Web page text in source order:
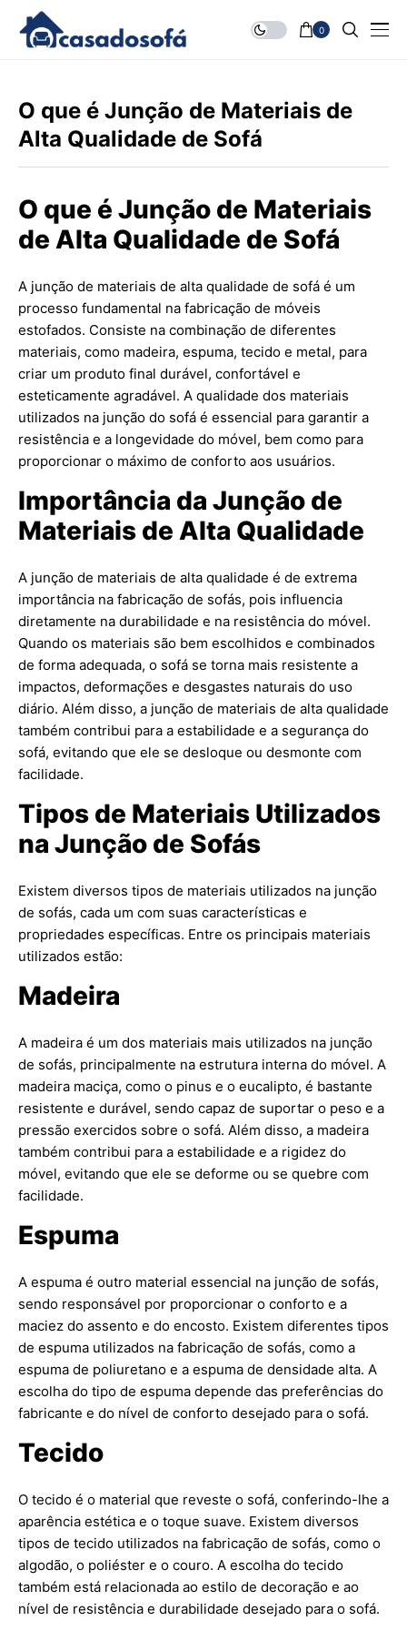
0
O que é Junção de Materiais de
Alta Qualidade de Sofá
O que é Junção de Materiais
de Alta Qualidade de Sofá
A junção de materiais de alta qualidade de sofá é um
processo fundamental na fabricação de móveis
estofados. Consiste na combinação de diferentes
materiais, como madeira, espuma, tecido e metal, para
criar um produto final durável, confortável e
esteticamente agradável. A qualidade dos materiais
utilizados na junção do sofá é essencial para garantir a
resistência e a longevidade do móvel, bem como para
proporcionar o máximo de conforto aos usuários.
Importância da Junção de
Materiais de Alta Qualidade
A junção de materiais de alta qualidade é de extrema
importância na fabricação de sofás, pois influencia
diretamente na durabilidade e na resistência do móvel.
Quando os materiais são bem escolhidos e combinados
de forma adequada, o sofá se torna mais resistente a
impactos, deformações e desgastes naturais do uso
diário. Além disso, a junção de materiais de alta qualidade
também contribui para a estabilidade e a segurança do
sofá, evitando que ele se desloque ou desmonte com
facilidade.
Tipos de Materiais Utilizados
na Junção de Sofás
Existem diversos tipos de materiais utilizados na junção
de sofás, cada um com suas características e
propriedades específicas. Entre os principais materiais
utilizados estão:
Madeira
A madeira é um dos materiais mais utilizados na junção
de sofás, principalmente na estrutura interna do móvel. A
madeira maciça, como o pinus e o eucalipto, é bastante
resistente e durável, sendo capaz de suportar o peso e a
pressão exercidos sobre o sofá. Além disso, a madeira
também contribui para a estabilidade e a rigidez do
móvel, evitando que ele se deforme ou se quebre com
facilidade.
Espuma
A espuma é outro material essencial na junção de sofás,
sendo responsável por proporcionar o conforto e a
maciez do assento e do encosto. Existem diferentes tipos
de espuma utilizados na fabricação de sofás, como a
espuma de poliuretano e a espuma de densidade alta. A
escolha do tipo de espuma depende das preferências do
fabricante e do nível de conforto desejado para o sofá.
Tecido
O tecido é o material que reveste o sofá, conferindo-lhe a
aparência estética e o toque suave. Existem diversos
tipos de tecido utilizados na fabricação de sofás, como o
algodão, o poliéster e o couro. A escolha do tecido
também está relacionada ao estilo de decoração e ao
nível de resistência e durabilidade desejado para o sofá.